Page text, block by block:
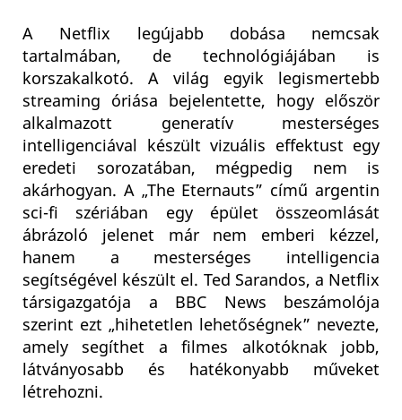
A Netflix legújabb dobása nemcsak
tartalmában, de technológiájában is
korszakalkotó. A világ egyik legismertebb
streaming óriása bejelentette, hogy először
alkalmazott generatív mesterséges
intelligenciával készült vizuális effektust egy
eredeti sorozatában, mégpedig nem is
akárhogyan. A „The Eternauts” című argentin
sci-fi szériában egy épület összeomlását
ábrázoló jelenet már nem emberi kézzel,
hanem a mesterséges intelligencia
segítségével készült el. Ted Sarandos, a Netflix
társigazgatója a BBC News beszámolója
szerint ezt „hihetetlen lehetőségnek” nevezte,
amely segíthet a filmes alkotóknak jobb,
látványosabb és hatékonyabb műveket
létrehozni.